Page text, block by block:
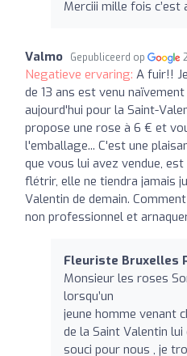
Merciii mille fois c’est
Valmo Gepubliceerd op
Negatieve ervaring: A fuir!!
de 13 ans est venu
aujourd'hui pour la Saint-
propose une rose à 6 € et
l'emballage... C'est une
que vous lui avez vendue,
flétrir, elle ne tiendra jamais
Valentin de demain.
non professionnel et
Fleuriste Bruxelles
Monsieur les roses
lorsqu’un
jeune homme venant
de la Saint Valentin
souci pour nous , je